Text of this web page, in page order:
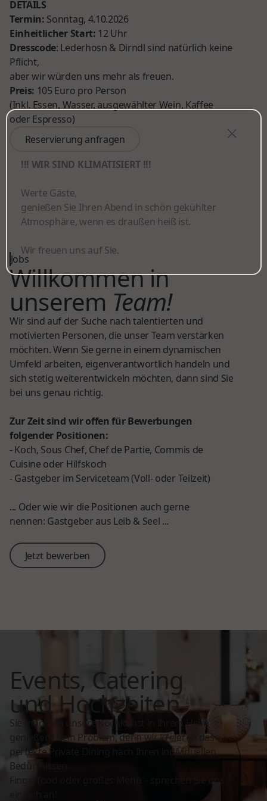
!!! WIR SIND KLIMATISIERT !!!
Werte Gäste,
genießen Sie Ihren Abend in schön gekühlter
Atmosphäre, wenn es draußen heiß ist.
Wir freuen uns auf Sie.
DETAILS
Termin: Sonntag, 4.10.2026
Einheitlicher Start: 12 Uhr
Dresscode: Lederhosn & Dirndl sind natürlich keine
Pflicht,
aber wir würden uns mehr als freuen.
Preis: 105 Euro pro Person
(Inkl. Essen, Wasser, ausgewählter Wein, Kaffee
oder Espresso)
Reservierung anfragen
Reservierung anfragen
Jobs
Willkommen in
unserem Team!
Wir sind auf der Suche nach talentierten und
motivierten Personen, die unser Team verstärken
möchten. Wenn Sie gerne in einem dynamischen
Umfeld arbeiten, eigenverantwortlich handeln und
sich stetig weiterentwickeln möchten, dann sind Sie
bei uns genau richtig.
Zur Zeit sind wir offen für Bewerbungen
folgender Positionen:
- Koch, Sous Chef, Chef de Partie, Commis de
Cuisine oder Hilfskoch
- Gastgeber im Serviceteam (Voll- oder Teilzeit)
... Oder wie wir die Positionen auch gerne
nennen: Gastgeber aus Leib & Seel ...
Jetzt bewerben
Jetzt bewerben
Events, Catering
und Hochzeiten
Sie möchten unsere Kochkunst in Ihrem Heim
genießen? Kein Problem, denn wir kreieren das
perfekte Private Dining nach Ihren individuellen
Bedürfnissen.